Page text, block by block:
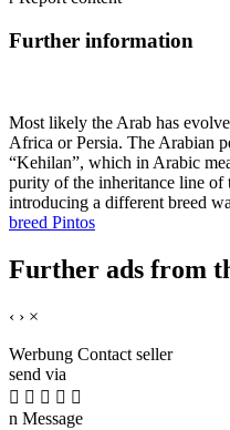
Further information
Most likely the Arab has
Africa or Persia. The Arabian
“Kehilan”, which in Arabic
purity of the inheritance line of
introducing a different breed
breed Pintos
Further ads from
‹ › ×
Werbung Contact seller
send via
    
n Message